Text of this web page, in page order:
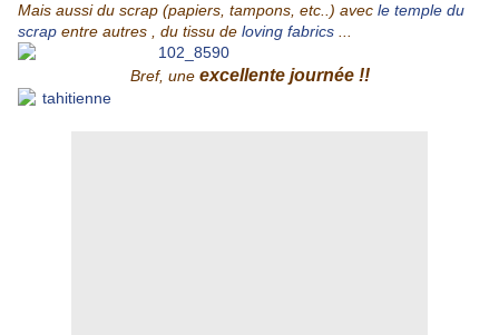
Mais aussi du scrap (papiers, tampons, etc..) avec le temple du
scrap entre autres , du tissu de loving fabrics
Bref, une excellente journée !!